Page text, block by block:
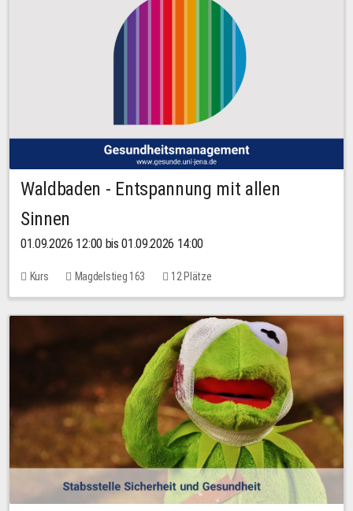
Waldbaden - Entspannung mit allen
Sinnen
01.09.2026 12:00 bis 01.09.2026 14:00
Kurs Magdelstieg 163 12 Plätze